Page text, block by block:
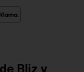
Bliz y